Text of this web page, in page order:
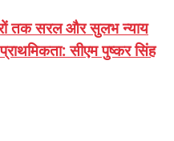
तक सरल और सुलभ न्याय
सीएम पुष्कर सिंह